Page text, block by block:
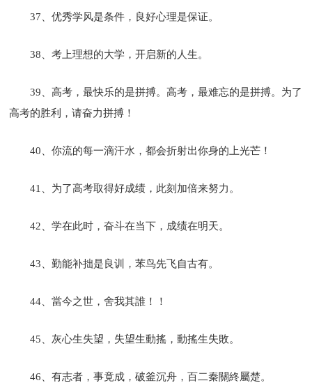
37、优秀学风是条件，良好心理是保证。
38、考上理想的大学，开启新的人生。
39、高考，最快乐的是拼搏。高考，最难忘的是拼搏。为了
高考的胜利，请奋力拼搏！
40、你流的每一滴汗水，都会折射出你身的上光芒！
41、为了高考取得好成绩，此刻加倍来努力。
42、学在此时，奋斗在当下，成绩在明天。
43、勤能补拙是良训，苯鸟先飞自古有。
44、當今之世，舍我其誰！！
45、灰心生失望，失望生動搖，動搖生失敗。
46、有志者，事竟成，破釜沉舟，百二秦關終屬楚。